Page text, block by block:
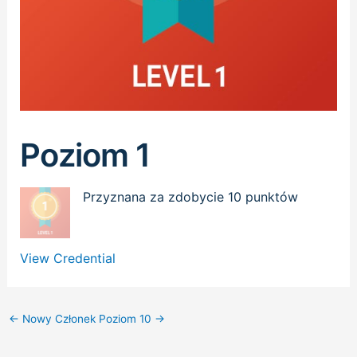
Poziom 1
Przyznana za zdobycie 10 punktów
View Credential
← Nowy Członek Poziom 10 →